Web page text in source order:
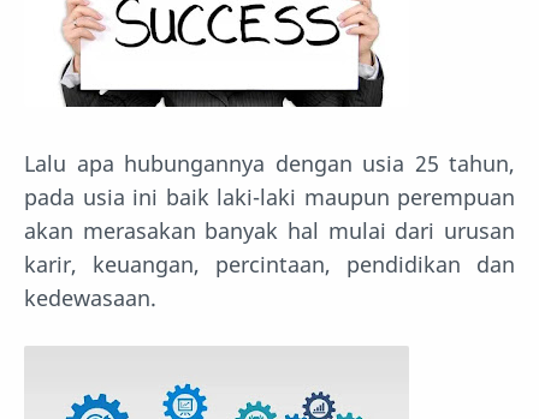
Lalu apa hubungannya dengan usia 25 tahun,
pada usia ini baik laki-laki maupun perempuan
akan merasakan banyak hal mulai dari urusan
karir, keuangan, percintaan, pendidikan dan
kedewasaan.